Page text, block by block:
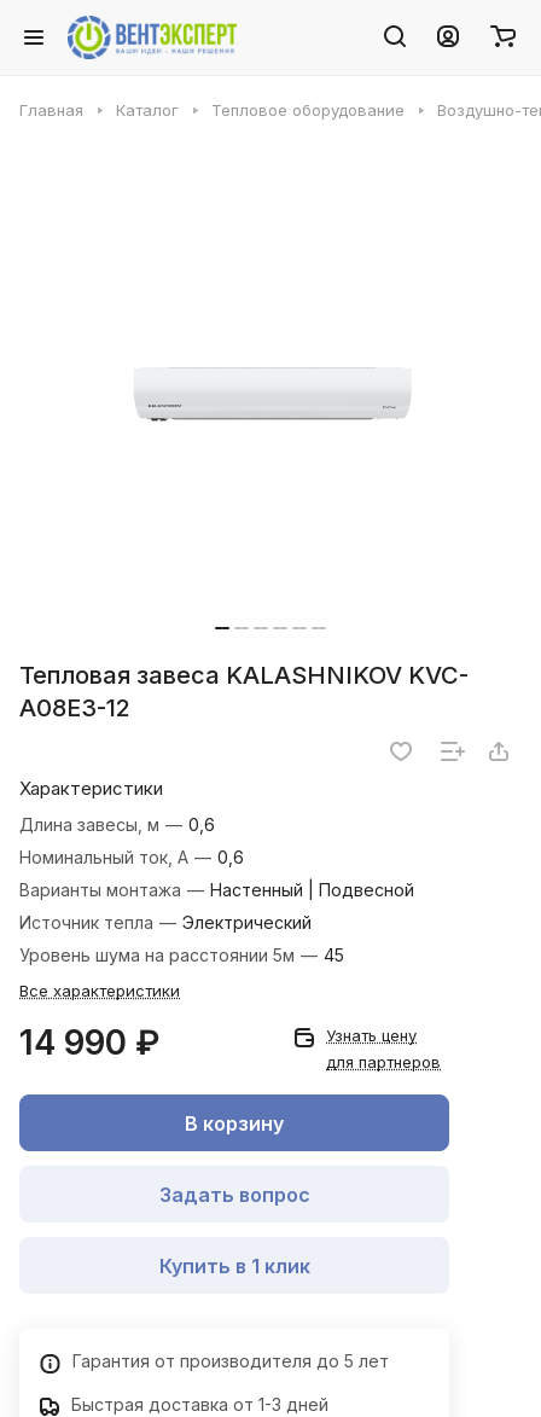
Главная Каталог Тепловое оборудование Воздушно-
Тепловая завеса KALASHNIKOV KVC-
A08E3-12
Характеристики
Длина завесы, м — 0,6
Номинальный ток, А — 0,6
Варианты монтажа — Настенный | Подвесной
Источник тепла — Электрический
Уровень шума на расстоянии 5м — 45
Все характеристики
14 990 ₽
Узнать цену
для партнеров
В корзину
Задать вопрос
Купить в 1 клик
Гарантия от производителя до 5 лет
Быстрая доставка от 1-3 дней